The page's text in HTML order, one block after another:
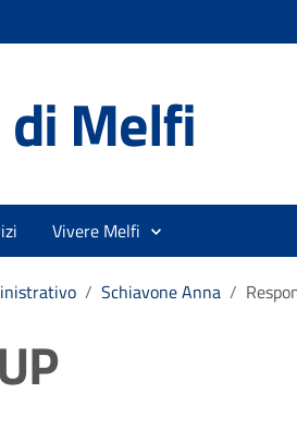
di Melfi
Vivere Melfi
/ Schiavone Anna /